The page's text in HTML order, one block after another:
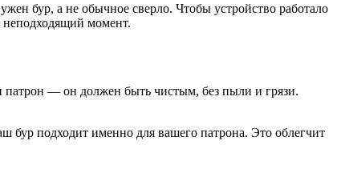
бур, а не обычное сверло. Чтобы устройство работало
неподходящий момент.
и патрон — он должен быть чистым, без пыли и грязи.
бур подходит именно для вашего патрона. Это облегчит